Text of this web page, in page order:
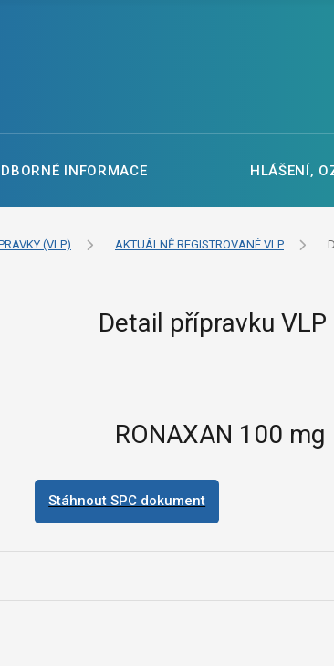
INFORMACE HLÁŠENÍ,
(VLP) AKTUÁLNĚ REGISTROVANÉ VLP
Detail přípravku VLP
RONAXAN 100 mg
Stáhnout SPC dokument